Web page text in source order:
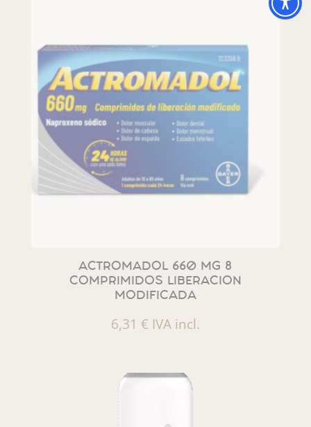
ACTROMADOL 660 MG 8
COMPRIMIDOS LIBERACION
MODIFICADA
6,31 € IVA incl.